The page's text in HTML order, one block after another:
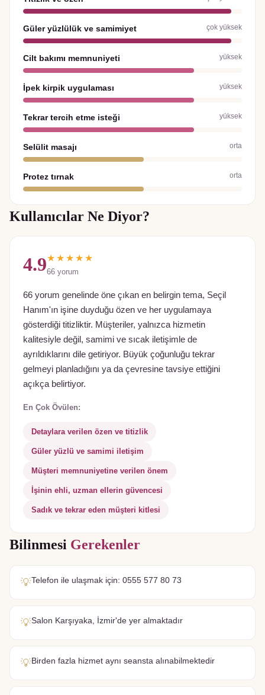
Güler yüzlülük ve samimiyet çok yüksek
Cilt bakımı memnuniyeti yüksek
İpek kirpik uygulaması yüksek
Tekrar tercih etme isteği yüksek
Selülit masajı orta
Protez tırnak orta
Kullanıcılar Ne Diyor?
4.9★★★★★
66 yorum
66 yorum genelinde öne çıkan en belirgin tema, Seçil
Hanım'ın işine duyduğu özen ve her uygulamaya
gösterdiği titizliktir. Müşteriler, yalnızca hizmetin
kalitesiyle değil, samimi ve sıcak iletişimle de
ayrıldıklarını dile getiriyor. Büyük çoğunluğu tekrar
gelmeyi planladığını ya da çevresine tavsiye ettiğini
açıkça belirtiyor.
En Çok Övülen:
Detaylara verilen özen ve titizlik
Güler yüzlü ve samimi iletişim
Müşteri memnuniyetine verilen önem
İşinin ehli, uzman ellerin güvencesi
Sadık ve tekrar eden müşteri kitlesi
Bilinmesi Gerekenler
💡Telefon ile ulaşmak için: 0555 577 80 73
💡Salon Karşıyaka, İzmir'de yer almaktadır
💡Birden fazla hizmet aynı seansta alınabilmektedir